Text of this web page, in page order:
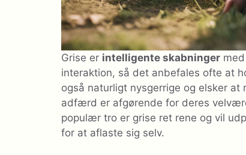
Grise er intelligente skabninger
interaktion, så det anbefales ofte at
også naturligt nysgerrige og elsker
adfærd er afgørende for deres
populær tro er grise ret rene og vil
for at aflaste sig selv.